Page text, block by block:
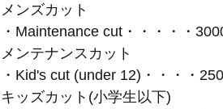
メンズカット
・Maintenance cut・・・・・
メンテナンスカット
・Kid's cut (under 12)・・・・
キッズカット(小学生以下)